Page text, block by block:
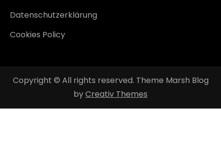
Datenschutzerklärung
Cookies Policy
Copyright © All rights reserved. Theme Marsh Blog
byCreativ Themes